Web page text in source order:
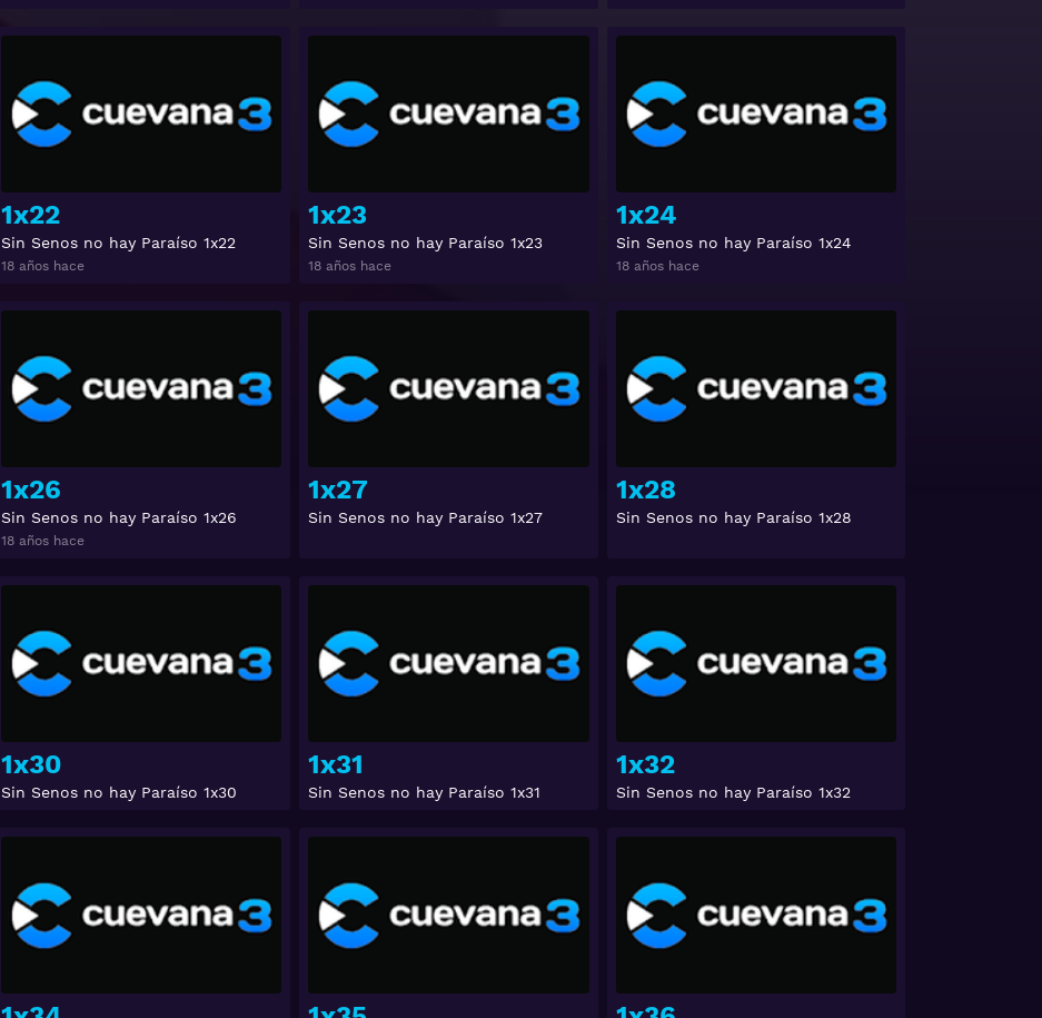
1x22
Sin Senos no hay Paraíso 1x22
18 años hace
1x23
Sin Senos no hay Paraíso 1x23
18 años hace
1x24
Sin Senos no hay Paraíso 1x24
18 años hace
1x26
Sin Senos no hay Paraíso 1x26
18 años hace
1x27
Sin Senos no hay Paraíso 1x27
1x28
Sin Senos no hay Paraíso 1x28
1x30
Sin Senos no hay Paraíso 1x30
1x31
Sin Senos no hay Paraíso 1x31
1x32
Sin Senos no hay Paraíso 1x32